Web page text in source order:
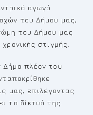
αγωγό
του Δήμου μας,
του Δήμου μας
στιγμής.
πλέον του
μας, επιλέγοντας
το δίκτυό της.